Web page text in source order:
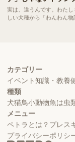
実は、違うんです。わた
しい犬種から「わんわん
カテゴリー
イベント知識・教養
種類
犬猫鳥小動物魚は虫
メニュー
ペトラとは？ プレス
プライバシーポリシ